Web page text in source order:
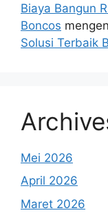
Biaya Bangun
Boncos
Solusi Terbaik
Mei 2026
April 2026
Maret 2026